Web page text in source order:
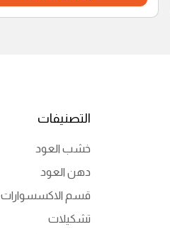
التصنيفات
خشب العود
دهن العود
قسم الاكسسوارات
تشكيلات